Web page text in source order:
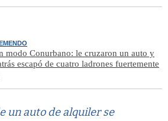
modo Conurbano: le cruzaron un auto y
escapó de cuatro ladrones fuertemente
un auto de alquiler se